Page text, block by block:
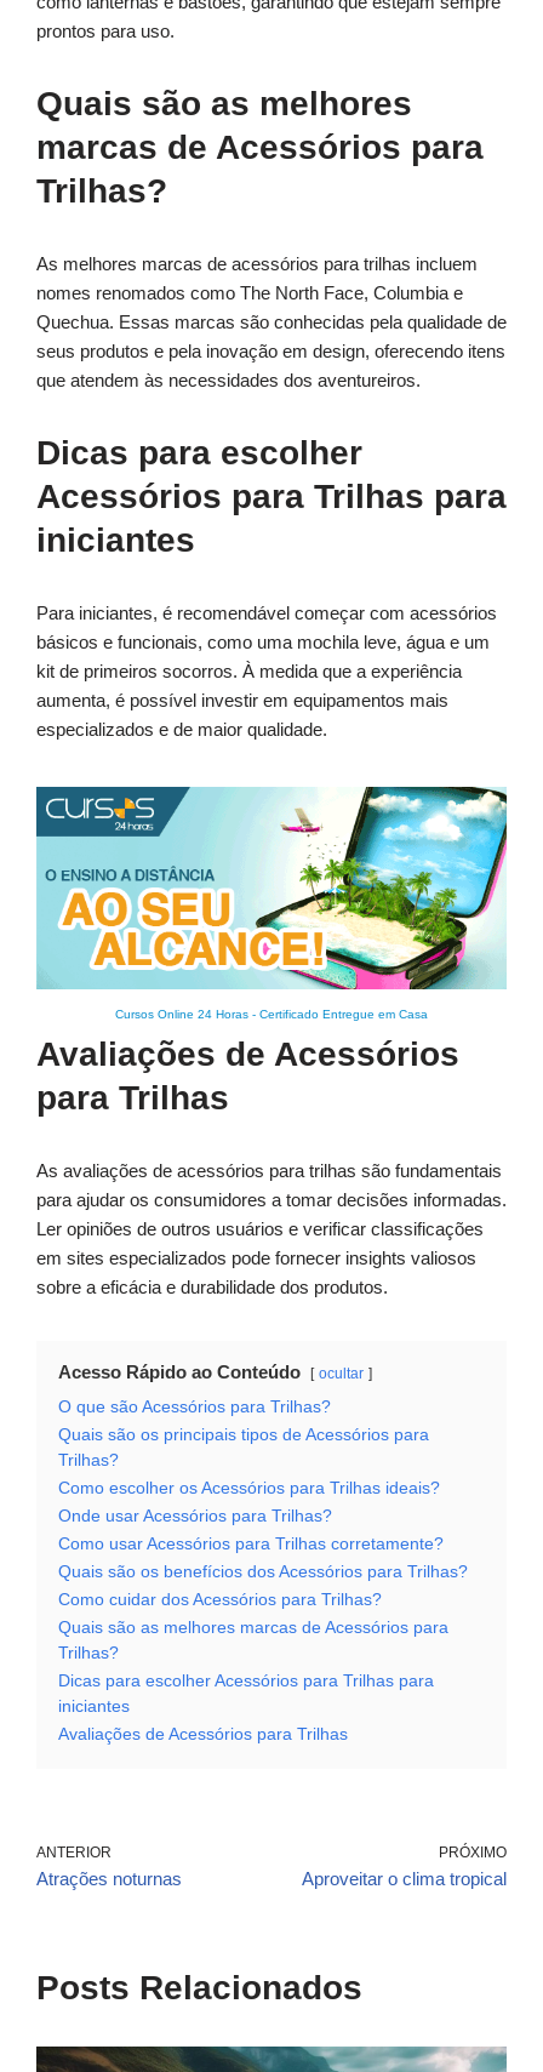
prontos para uso.
Quais são as melhores
marcas de Acessórios para
Trilhas?
As melhores marcas de acessórios para trilhas incluem
nomes renomados como The North Face, Columbia e
Quechua. Essas marcas são conhecidas pela qualidade de
seus produtos e pela inovação em design, oferecendo itens
que atendem às necessidades dos aventureiros.
Dicas para escolher
Acessórios para Trilhas para
iniciantes
Para iniciantes, é recomendável começar com acessórios
básicos e funcionais, como uma mochila leve, água e um
kit de primeiros socorros. À medida que a experiência
aumenta, é possível investir em equipamentos mais
especializados e de maior qualidade.
Cursos Online 24 Horas - Certificado Entregue em Casa
Avaliações de Acessórios
para Trilhas
As avaliações de acessórios para trilhas são fundamentais
para ajudar os consumidores a tomar decisões informadas.
Ler opiniões de outros usuários e verificar classificações
em sites especializados pode fornecer insights valiosos
sobre a eficácia e durabilidade dos produtos.
Acesso Rápido ao Conteúdo ocultar
O que são Acessórios para Trilhas?
Quais são os principais tipos de Acessórios para
Trilhas?
Como escolher os Acessórios para Trilhas ideais?
Onde usar Acessórios para Trilhas?
Como usar Acessórios para Trilhas corretamente?
Quais são os benefícios dos Acessórios para Trilhas?
Como cuidar dos Acessórios para Trilhas?
Quais são as melhores marcas de Acessórios para
Trilhas?
Dicas para escolher Acessórios para Trilhas para
iniciantes
Avaliações de Acessórios para Trilhas
ANTERIOR
Atrações noturnas
PRÓXIMO
Aproveitar o clima tropical
Posts Relacionados